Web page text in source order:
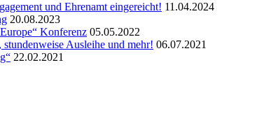
und Ehrenamt eingereicht! 11.04.2024
20.08.2023
Konferenz 05.05.2022
Ausleihe und mehr! 06.07.2021
22.02.2021